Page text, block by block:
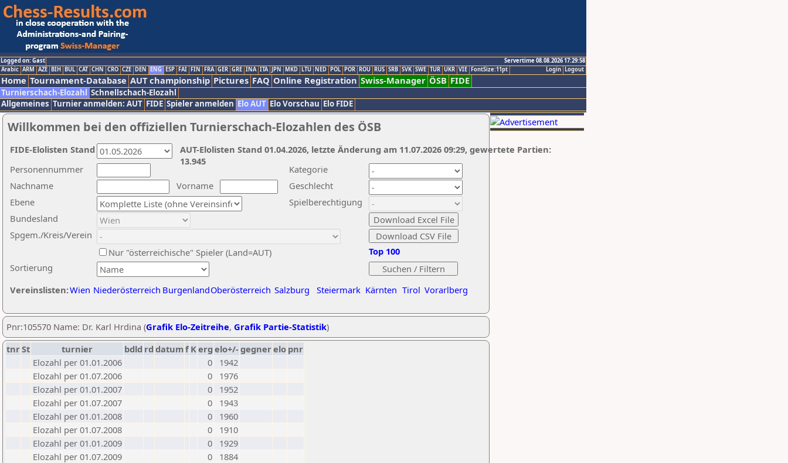
Logged on: Gast
Servertime 08.08.2026 17:29:58
Logout
Login
Arabic ARM AZE BIH BUL CAT CHN CRO CZE DEN ENG ESP FAI FIN FRA GER GRE INA ITA JPN MKD LTU NED POL POR ROU RUS SRB SVK SWE TUR UKR VIE FontSize:11pt
Home Tournament-Database AUT championship Pictures FAQ Online Registration Swiss-Manager ÖSB FIDE
Turnierschach-Elozahl Schnellschach-Elozahl
Allgemeines Turnier anmelden: AUT FIDE Spieler anmelden Elo AUT Elo Vorschau Elo FIDE
Willkommen bei den offiziellen Turnierschach-Elozahlen des ÖSB
Nachname
Vorname
Ebene
Kategorie
Sortierung
Personennummer
Bundesland
Spgem./Kreis/Verein
Geschlecht
Nur "österreichische" Spieler (Land=AUT)
Spielberechtigung
Vereinslisten:Wien Niederösterreich BurgenlandOberösterreich Salzburg Steiermark Kärnten Tirol Vorarlberg
Top 100
AUT-Elolisten Stand 01.04.2026, letzte Änderung am 11.07.2026 09:29, gewertete Partien:
13.945
FIDE-Elolisten Stand
Pnr:105570 Name: Dr. Karl Hrdina (Grafik Elo-Zeitreihe, Grafik Partie-Statistik)
tnrSt turnier bdld rd datumf Kerg elo+/-gegnerelo pnr
Elozahl per 01.01.2006
0
1942
Elozahl per 01.07.2006
0
1976
Elozahl per 01.01.2007
0
1952
Elozahl per 01.07.2007
0
1943
Elozahl per 01.01.2008
0
1960
Elozahl per 01.07.2008
0
1910
Elozahl per 01.01.2009
0
1929
Elozahl per 01.07.2009
0
1884